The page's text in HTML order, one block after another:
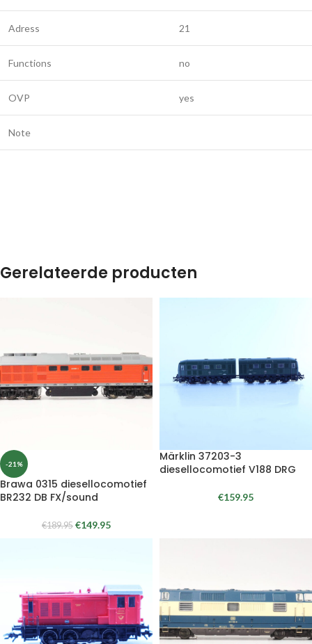
Adress 21
Functions no
OVP yes
Note
Gerelateerde producten
-21%
Brawa 0315 diesellocomotief
BR232 DB FX/sound
€189.95 €149.95
Märklin 37203-3
diesellocomotief V188 DRG
€159.95